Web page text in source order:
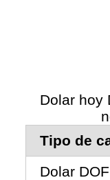
Dolar hoy
Tipo de
Dolar DOF